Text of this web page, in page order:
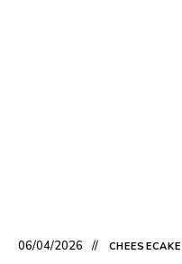
06/04/2026 CHEESECAKE